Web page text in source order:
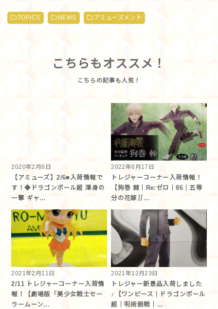
TOPICS NEWS アミューズメント
こちらもオススメ！
2020年2月6日
【アミューズ】2/6■入荷情報で
す！◆ドラゴンボール超 渾身の
一撃 ギャ…
2022年6月17日
トレジャーコーナー入荷情報！
【狗巻 棘｜Re:ゼロ｜86｜五等
分の花嫁∬…
2021年2月11日
2/11 トレジャーコーナー入荷情
報！【劇場版「美少女戦士セー
ラームーン…
2021年12月23日
トレジャー新景品入荷しました
♪【ワンピース｜ドラゴンボール
超｜呪術廻戦｜…